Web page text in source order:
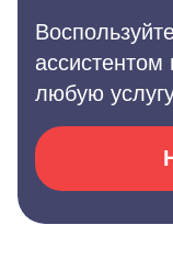
ассистентом
любую